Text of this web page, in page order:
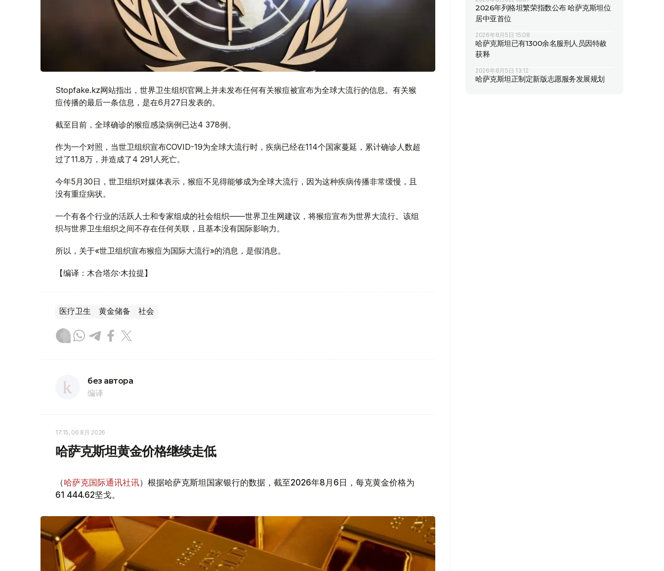
Stopfake.kz网站指出，世界卫生组织官网上并未发布任何有关猴痘被宣布为全球大流行的信息。有关猴
痘传播的最后一条信息，是在6月27日发表的。
截至目前，全球确诊的猴痘感染病例已达4 378例。
作为一个对照，当世卫组织宣布COVID-19为全球大流行时，疾病已经在114个国家蔓延，累计确诊人数超
过了11.8万，并造成了4 291人死亡。
今年5月30日，世卫组织对媒体表示，猴痘不见得能够成为全球大流行，因为这种疾病传播非常缓慢，且
没有重症病状。
一个有各个行业的活跃人士和专家组成的社会组织——世界卫生网建议，将猴痘宣布为世界大流行。该组
织与世界卫生组织之间不存在任何关联，且基本没有国际影响力。
所以，关于«世卫组织宣布猴痘为国际大流行»的消息，是假消息。
【编译：木合塔尔·木拉提】
医疗卫生 黄金储备 社会
без автора
编译
17:15, 06 8月 2026
哈萨克斯坦黄金价格继续走低
（哈萨克国际通讯社讯）根据哈萨克斯坦国家银行的数据，截至2026年8月6日，每克黄金价格为
61 444.62坚戈。
2026年列格坦繁荣指数公布 哈萨克斯坦位
居中亚首位
2026年8月5日 15:08
哈萨克斯坦已有1300余名服刑人员因特赦
获释
2026年8月5日 13:12
哈萨克斯坦正制定新版志愿服务发展规划